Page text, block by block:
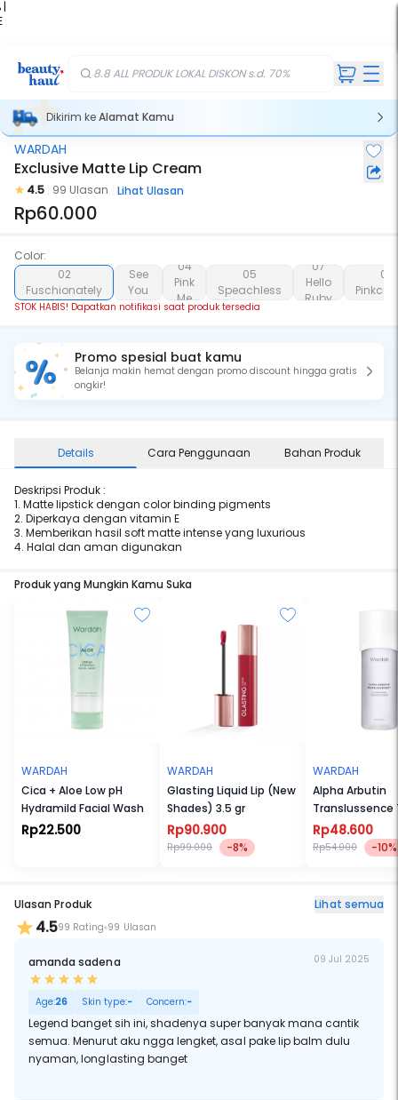
|
8.8 ALL PRODUK LOKAL DISKON s.d. 70%
Dikirim keAlamat Kamu
Stok Habis
WARDAH
Exclusive Matte Lip Cream
4.5 99 Ulasan Lihat Ulasan
Rp60.000
Color:
02
Fuschionately
See
You
Latte
04
Pink
Me
05
Speachless
07
Hello
Ruby
08
STOK HABIS! Dapatkan notifikasi saat produk tersedia
Promo spesial buat kamu
Belanja makin hemat dengan promo discount hingga gratis
ongkir!
Details Cara Penggunaan Bahan Produk
Deskripsi Produk :
1. Matte lipstick dengan color binding pigments
2. Diperkaya dengan vitamin E
3. Memberikan hasil soft matte intense yang luxurious
4. Halal dan aman digunakan
Produk yang Mungkin Kamu Suka
WARDAH
Cica + Aloe Low pH
Hydramild Facial Wash
Rp22.500
WARDAH
Glasting Liquid Lip (New
Shades) 3.5 gr
Rp90.900
Rp99.000 -8%
WARDAH
Alpha Arbutin
Translussence
Illuminating
Toner
Rp48.600
Rp54.000 -10%
Ulasan Produk Lihat semua
4.599 Rating 99 Ulasan
amanda sadena 09 Jul 2025
Age:26 Skin type:- Concern:-
Legend banget sih ini, shadenya super banyak mana cantik
semua. Menurut aku ngga lengket, asal pake lip balm dulu
nyaman, longlasting banget